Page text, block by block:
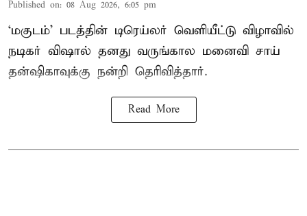
Published on: 08 Aug 2026, 6:05 pm
‘மகுடம்’ படத்தின் டிரெய்லர் வெளியீட்டு விழாவில்
நடிகர் விஷால் தனது வருங்கால மனைவி சாய்
தன்ஷிகாவுக்கு நன்றி தெரிவித்தார்.
Read More